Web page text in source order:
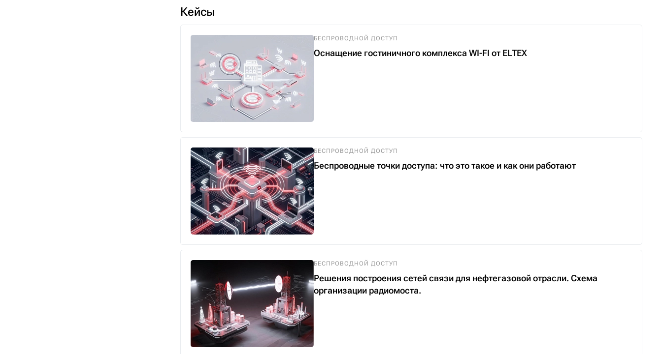
Кейсы
БЕСПРОВОДНОЙ ДОСТУП
Оснащение гостиничного комплекса WI-FI от ELTEX
БЕСПРОВОДНОЙ ДОСТУП
Беспроводные точки доступа: что это такое и как они работают
БЕСПРОВОДНОЙ ДОСТУП
Решения построения сетей связи для нефтегазовой отрасли. Схема
организации радиомоста.